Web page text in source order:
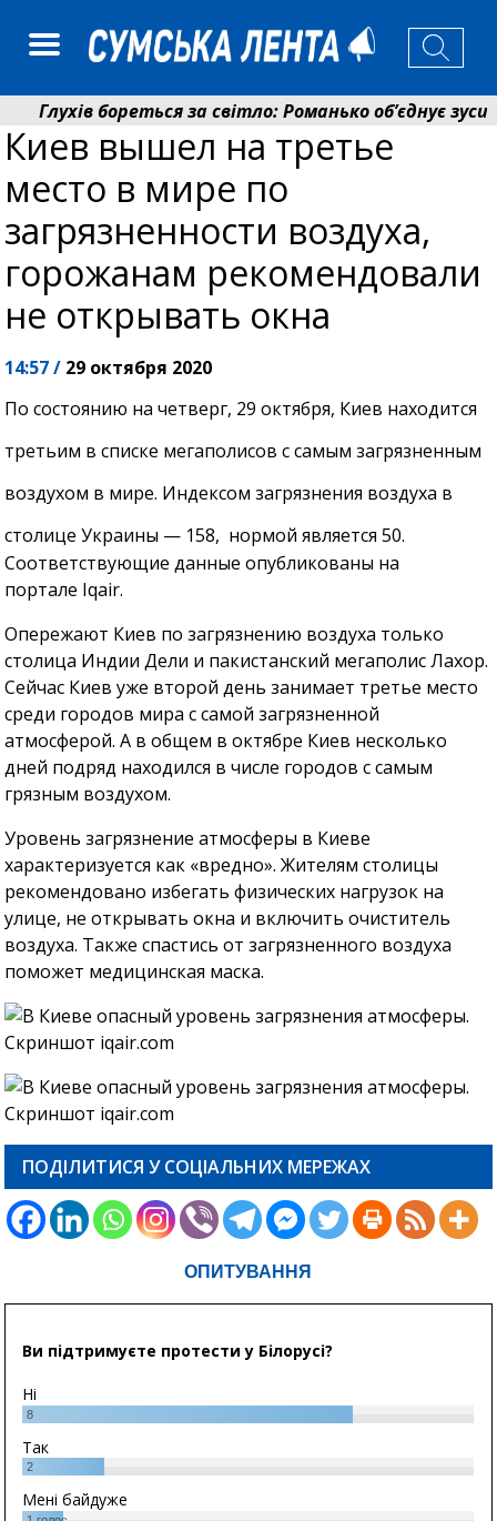
Глухів бореться за світло: Романько об’єднує
Пенсійний фонд Сумщини спрямував 0,2 млрд грн на
Киев вышел на третье
место в мире по
загрязненности воздуха,
горожанам рекомендовали
не открывать окна
14:57 / 29 октября 2020
По состоянию на четверг, 29 октября, Киев находится
третьим в списке мегаполисов с самым загрязненным
воздухом в мире. Индексом загрязнения воздуха в
столице Украины — 158, нормой является 50.
Соответствующие данные опубликованы на
портале Iqair.
Опережают Киев по загрязнению воздуха только
столица Индии Дели и пакистанский мегаполис Лахор.
Сейчас Киев уже второй день занимает третье место
среди городов мира с самой загрязненной
атмосферой. А в общем в октябре Киев несколько
дней подряд находился в числе городов с самым
грязным воздухом.
Уровень загрязнение атмосферы в Киеве
характеризуется как «вредно». Жителям столицы
рекомендовано избегать физических нагрузок на
улице, не открывать окна и включить очиститель
воздуха. Также спастись от загрязненного воздуха
поможет медицинская маска.
ПОДІЛИТИСЯ У СОЦІАЛЬНИХ МЕРЕЖАХ
ОПИТУВАННЯ
Ви підтримуєте протести у Білорусі?
Ні
8
Так
2
Мені байдуже